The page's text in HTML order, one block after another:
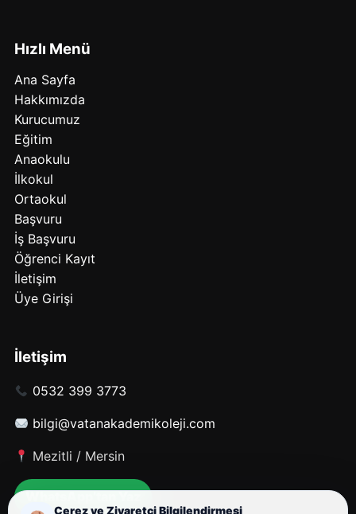
Hızlı Menü
Ana Sayfa
Hakkımızda
Kurucumuz
Eğitim
Anaokulu
İlkokul
Ortaokul
Başvuru
İş Başvuru
Öğrenci Kayıt
İletişim
Üye Girişi
İletişim
0532 399 3773
bilgi@vatanakademikoleji.com
Mezitli / Mersin
Çerez ve Ziyaretçi Bilgilendirmesi